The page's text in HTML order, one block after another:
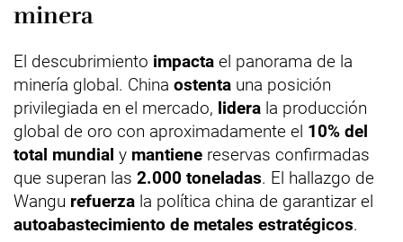
minera
El descubrimiento impacta el panorama de la
minería global. China ostenta una posición
privilegiada en el mercado, lidera la producción
global de oro con aproximadamente el 10% del
total mundial y mantiene reservas confirmadas
que superan las 2.000 toneladas. El hallazgo de
Wangu refuerza la política china de garantizar el
autoabastecimiento de metales estratégicos.